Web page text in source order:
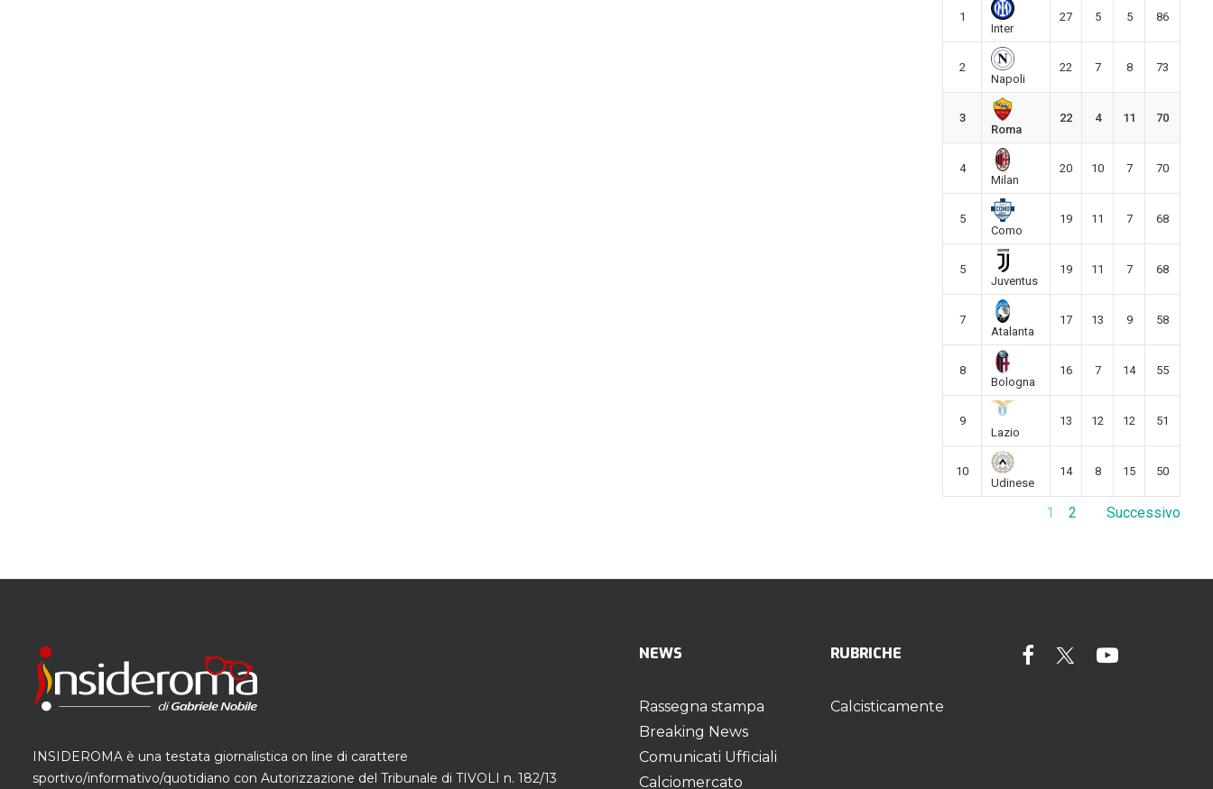
1
Inter
27 5 5 86
2
Napoli
22 7 8 73
3
Roma
22 4 11 70
4
Milan
20 10 7 70
5
Como
19 11 7 68
5
Juventus
19 11 7 68
7
Atalanta
17 13 9 58
8
Bologna
16 7 14 55
9
Lazio
13 12 12 51
10
Udinese
14 8 15 50
1 2 Successivo
INSIDEROMA è una testata giornalistica on line di carattere
sportivo/informativo/quotidiano con Autorizzazione del Tribunale di TIVOLI n. 182/13
NEWS
Rassegna stampa
Breaking News
Comunicati Ufficiali
Calciomercato
RUBRICHE
Calcisticamente